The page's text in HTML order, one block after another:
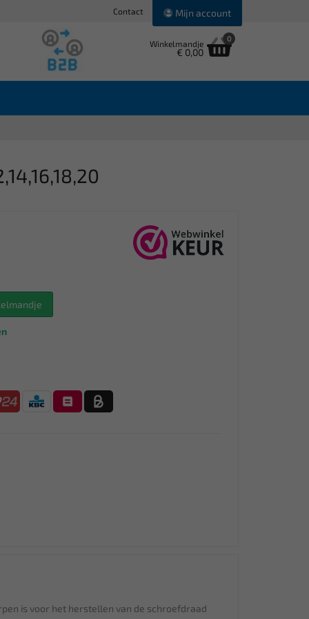
Contact Mijn account
Winkelmandje
€ 0,00
0
is voor het herstellen van de schroefdraad